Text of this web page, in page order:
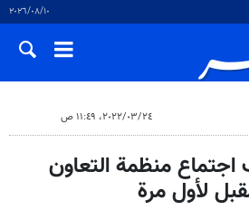
١٠‏/٠٨‏/٢٠٢٦
٢٤‏/٠٣‏/٢٠٢٢، ١١:٤٩ ص
اجتماع منظمة التعاون
لأول مرة